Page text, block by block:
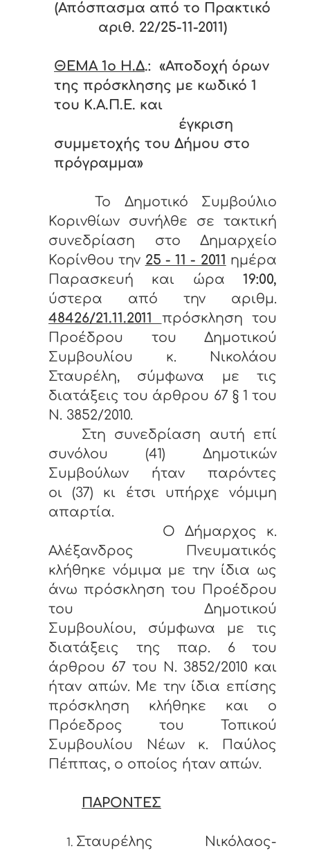
(Απόσπασμα από το Πρακτικό
αριθ. 22/25-11-2011)
ΘΕΜΑ 1 o Η.Δ.: «Αποδοχή όρων
της πρόσκλησης με κωδικό 1
του Κ.Α.Π.Ε. και
έγκριση
συμμετοχής του Δήμου στο
πρόγραμμα»
Το Δημοτικό Συμβούλιο
Κορινθίων συνήλθε σε τακτική
συνεδρίαση στο Δημαρχείο
Κορίνθου την 25 - 11 - 2011 ημέρα
Παρασκευή και ώρα 19:00,
ύστερα από την αριθμ.
48426/21.11.2011 πρόσκληση του
Προέδρου του Δημοτικού
Συμβουλίου κ. Νικολάου
Σταυρέλη, σύμφωνα με τις
διατάξεις του άρθρου 67 § 1 του
Ν. 3852/2010.
Στη συνεδρίαση αυτή επί
συνόλου (41) Δημοτικών
Συμβούλων ήταν παρόντες
οι (37) κι έτσι υπήρχε νόμιμη
απαρτία.
Ο Δήμαρχος κ.
Αλέξανδρος Πνευματικός
κλήθηκε νόμιμα με την ίδια ως
άνω πρόσκληση του Προέδρου
του Δημοτικού
Συμβουλίου, σύμφωνα με τις
διατάξεις της παρ. 6 του
άρθρου 67 του Ν. 3852/2010 και
ήταν απών. Με την ίδια επίσης
πρόσκληση κλήθηκε και ο
Πρόεδρος του Τοπικού
Συμβουλίου Νέων κ. Παύλος
Πέππας, ο οποίος ήταν απών.
ΠΑΡΟΝΤΕΣ
Σταυρέλης Νικόλαος-